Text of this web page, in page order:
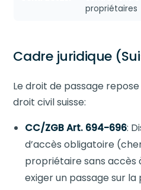
propriétaires
Cadre juridique
Le droit de passage
droit civil suisse:
CC/ZGB Art. 694-696:
d’accès obligatoire
propriétaire sans accès
exiger un passage sur